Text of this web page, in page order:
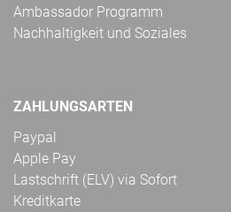
Ambassador Programm
Nachhaltigkeit und Soziales
ZAHLUNGSARTEN
Paypal
Apple Pay
Lastschrift (ELV) via Sofort
Kreditkarte